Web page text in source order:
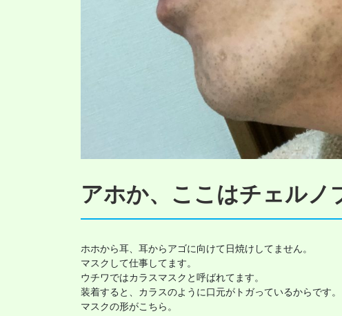
アホか、ここはチェルノ
ホホから耳、耳からアゴに向けて日焼けしてません。
マスクして仕事してます。
ウチワではカラスマスクと呼ばれてます。
装着すると、カラスのように口元がトガっているからです。
マスクの形がこちら。